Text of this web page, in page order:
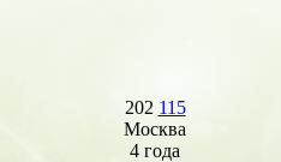
202 115
Москва
4 года